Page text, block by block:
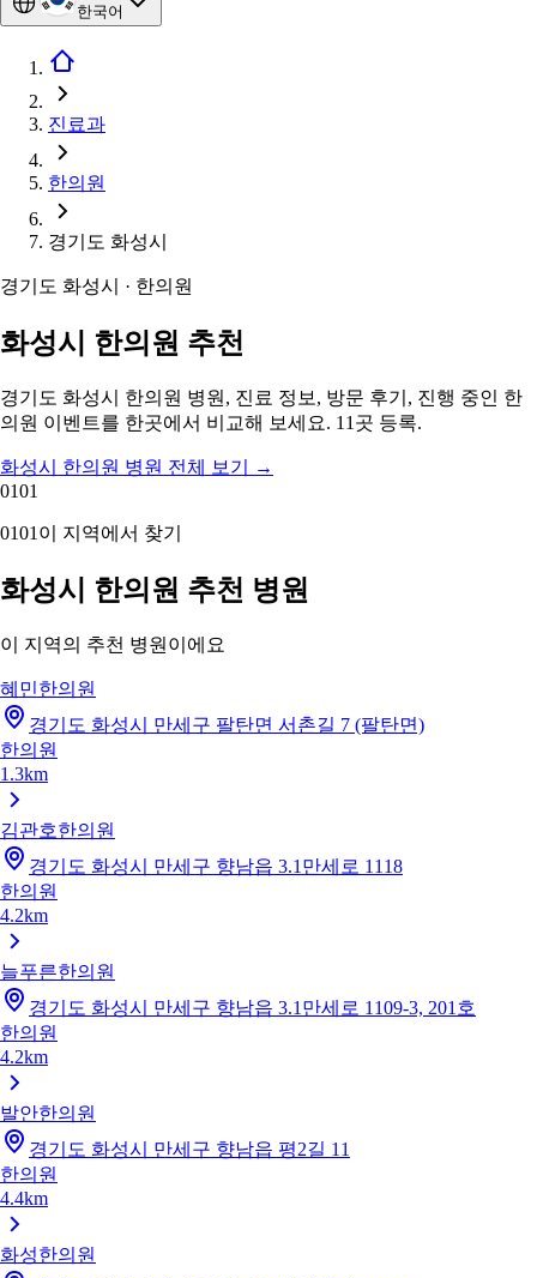
한국어
진료과
한의원
경기도 화성시
경기도 화성시 · 한의원
화성시 한의원 추천
경기도 화성시 한의원 병원, 진료 정보, 방문 후기, 진행 중인 한
의원 이벤트를 한곳에서 비교해 보세요. 11곳 등록.
화성시 한의원 병원 전체 보기
→
0101
0101 이 지역에서 찾기
화성시 한의원 추천 병원
이 지역의 추천 병원이에요
혜민한의원
경기도 화성시 만세구 팔탄면 서촌길 7 (팔탄면)
한의원
1.3km
김관호한의원
경기도 화성시 만세구 향남읍 3.1만세로 1118
한의원
4.2km
늘푸른한의원
경기도 화성시 만세구 향남읍 3.1만세로 1109-3, 201호
한의원
4.2km
발안한의원
경기도 화성시 만세구 향남읍 평2길 11
한의원
4.4km
화성한의원